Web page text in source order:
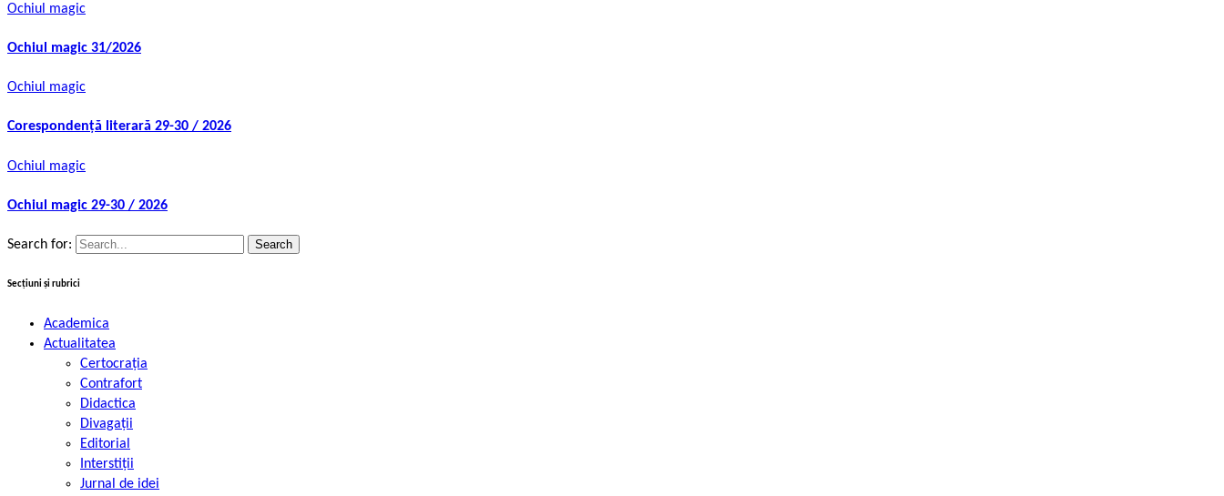
Ochiul magic
Ochiul magic 31/2026
Ochiul magic
Corespondență literară 29-30 / 2026
Ochiul magic
Ochiul magic 29-30 / 2026
Search for:
Secțiuni și rubrici
Academica
Actualitatea
Certocrația
Contrafort
Didactica
Divagații
Editorial
Interstiții
Jurnal de idei